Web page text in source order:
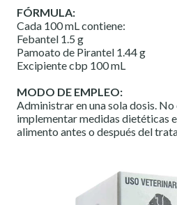
FÓRMULA:
Cada 100 mL contiene:
Febantel 1.5 g
Pamoato de Pirantel 1.44 g
Excipiente cbp 100 mL
MODO DE EMPLEO:
Administrar en una sola dosis. No
implementar medidas dietéticas
alimento antes o después del